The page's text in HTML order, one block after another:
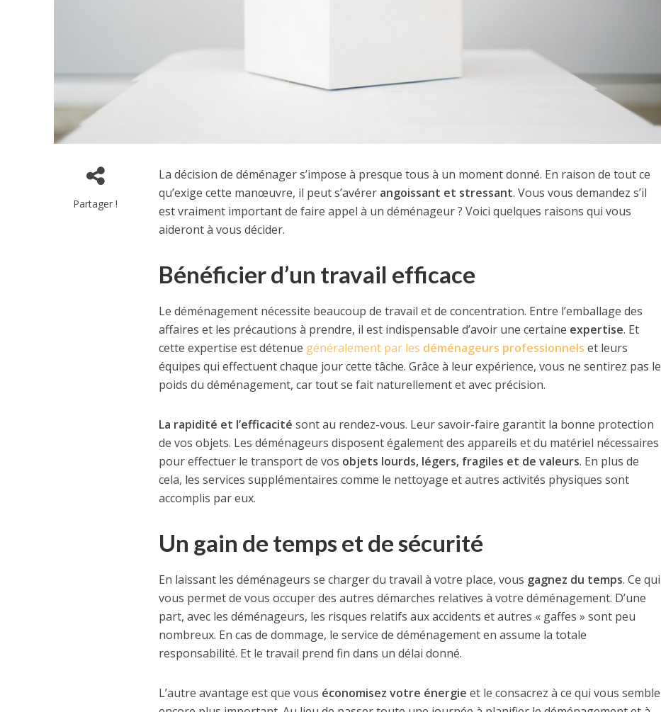
Partager !
La décision de déménager s’impose à presque tous à un moment donné. En raison de tout ce
qu’exige cette manœuvre, il peut s’avérer angoissant et stressant. Vous vous demandez s’il
est vraiment important de faire appel à un déménageur ? Voici quelques raisons qui vous
aideront à vous décider.
Bénéficier d’un travail efficace
Le déménagement nécessite beaucoup de travail et de concentration. Entre l’emballage des
affaires et les précautions à prendre, il est indispensable d’avoir une certaine expertise. Et
cette expertise est détenue généralement par les déménageurs professionnels et leurs
équipes qui effectuent chaque jour cette tâche. Grâce à leur expérience, vous ne sentirez pas le
poids du déménagement, car tout se fait naturellement et avec précision.
La rapidité et l’efficacité sont au rendez-vous. Leur savoir-faire garantit la bonne protection
de vos objets. Les déménageurs disposent également des appareils et du matériel nécessaires
pour effectuer le transport de vos objets lourds, légers, fragiles et de valeurs. En plus de
cela, les services supplémentaires comme le nettoyage et autres activités physiques sont
accomplis par eux.
Un gain de temps et de sécurité
En laissant les déménageurs se charger du travail à votre place, vous gagnez du temps. Ce qui
vous permet de vous occuper des autres démarches relatives à votre déménagement. D’une
part, avec les déménageurs, les risques relatifs aux accidents et autres « gaffes » sont peu
nombreux. En cas de dommage, le service de déménagement en assume la totale
responsabilité. Et le travail prend fin dans un délai donné.
L’autre avantage est que vous économisez votre énergie et le consacrez à ce qui vous semble